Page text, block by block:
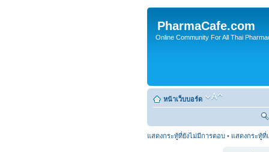
PharmaCafe.com
Online Community For All Thai
หน้าเว็บบอร์ด
แสดงกระทู้ที่ยังไม่มีการตอบ • แสดงกระทู้ที่